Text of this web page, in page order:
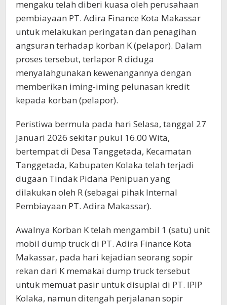
mengaku telah diberi kuasa oleh perusahaan
pembiayaan PT. Adira Finance Kota Makassar
untuk melakukan peringatan dan penagihan
angsuran terhadap korban K (pelapor). Dalam
proses tersebut, terlapor R diduga
menyalahgunakan kewenangannya dengan
memberikan iming-iming pelunasan kredit
kepada korban (pelapor).
Peristiwa bermula pada hari Selasa, tanggal 27
Januari 2026 sekitar pukul 16.00 Wita,
bertempat di Desa Tanggetada, Kecamatan
Tanggetada, Kabupaten Kolaka telah terjadi
dugaan Tindak Pidana Penipuan yang
dilakukan oleh R (sebagai pihak Internal
Pembiayaan PT. Adira Makassar).
Awalnya Korban K telah mengambil 1 (satu) unit
mobil dump truck di PT. Adira Finance Kota
Makassar, pada hari kejadian seorang sopir
rekan dari K memakai dump truck tersebut
untuk memuat pasir untuk disuplai di PT. IPIP
Kolaka, namun ditengah perjalanan sopir